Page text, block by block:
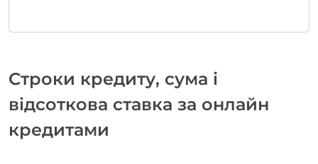
Строки кредиту, сума і
відсоткова ставка за онлайн
кредитами